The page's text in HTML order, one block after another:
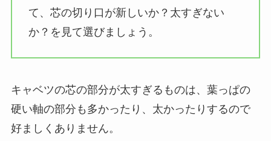
て、芯の切り口が新しいか？太すぎない
か？を見て選びましょう。
キャベツの芯の部分が太すぎるものは、葉っぱの
硬い軸の部分も多かったり、太かったりするので
好ましくありません。